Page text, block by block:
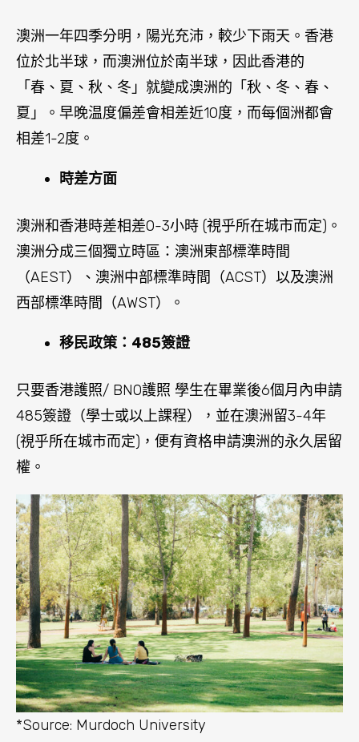
澳洲一年四季分明，陽光充沛，較少下雨天。香港
位於北半球，而澳洲位於南半球，因此香港的
「春、夏、秋、冬」就變成澳洲的「秋、冬、春、
夏」。早晚温度偏差會相差近10度，而每個洲都會
相差1-2度。
時差方面
澳洲和香港時差相差0-3小時 (視乎所在城市而定)。
澳洲分成三個獨立時區：澳洲東部標準時間
（AEST）、澳洲中部標準時間（ACST）以及澳洲
西部標準時間（AWST）。
移民政策：485簽證
只要香港護照/ BNO護照 學生在畢業後6個月內申請
485簽證（學士或以上課程），並在澳洲留3-4年
(視乎所在城市而定)，便有資格申請澳洲的永久居留
權。
*Source: Murdoch University